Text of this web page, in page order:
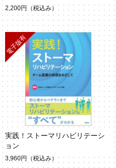
2,200円 （税込み）
実践！ストーマリハビリテーシ
ョン
3,960円 （税込み）